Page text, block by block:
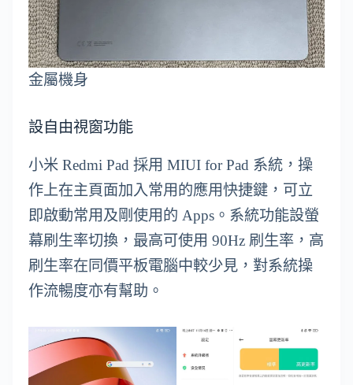
金屬機身
設自由視窗功能
小米 Redmi Pad 採用 MIUI for Pad 系統，操
作上在主頁面加入常用的應用快捷鍵，可立
即啟動常用及剛使用的 Apps。系統功能設螢
幕刷生率切換，最高可使用 90Hz 刷生率，高
刷生率在同價平板電腦中較少見，對系統操
作流暢度亦有幫助。